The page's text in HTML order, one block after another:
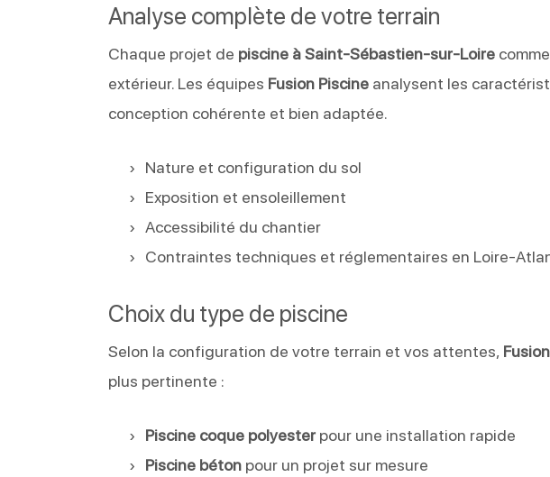
Analyse complète de votre terrain
Chaque projet de piscine à Saint-Sébastien-sur-Loire
extérieur. Les équipes Fusion Piscine analysent les
conception cohérente et bien adaptée.
Nature et configuration du sol
Exposition et ensoleillement
Accessibilité du chantier
Contraintes techniques et réglementaires en Loire-
Choix du type de piscine
Selon la configuration de votre terrain et vos attentes,
plus pertinente :
Piscine coque polyester pour une installation rapide
Piscine béton pour un projet sur mesure